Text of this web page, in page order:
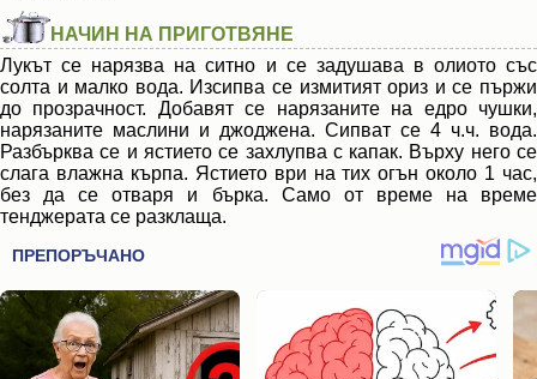
НАЧИН НА ПРИГОТВЯНЕ
Лукът се нарязва на ситно и се задушава в олиото със
солта и малко вода. Изсипва се измитият ориз и се пържи
до прозрачност. Добавят се нарязаните на едро чушки,
нарязаните маслини и джоджена. Сипват се 4 ч.ч. вода.
Разбърква се и ястието се захлупва с капак. Върху него се
слага влажна кърпа. Ястието ври на тих огън около 1 час,
без да се отваря и бърка. Само от време на време
тенджерата се разклаща.